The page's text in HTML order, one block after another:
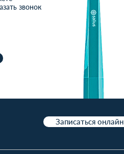
звонок
Записаться онлайн